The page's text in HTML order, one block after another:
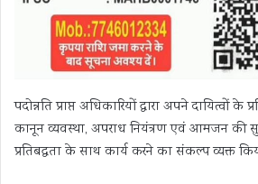
पदोन्नति प्राप्त अधिकारियों द्वारा अपने दायित्वों के
कानून व्यवस्था, अपराध नियंत्रण एवं आमजन की
प्रतिबद्धता के साथ कार्य करने का संकल्प व्यक्त